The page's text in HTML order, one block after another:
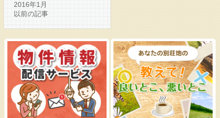
2016年1月
以前の記事